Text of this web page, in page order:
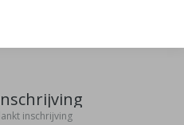
inschrijving